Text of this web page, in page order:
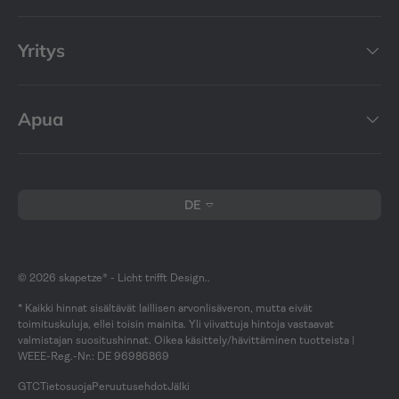
Yritys
Apua
DE
© 2026 skapetze® - Licht trifft Design..
* Kaikki hinnat sisältävät laillisen arvonlisäveron, mutta eivät
toimituskuluja, ellei toisin mainita. Yli viivattuja hintoja vastaavat
valmistajan suositushinnat. Oikea käsittely/hävittäminen tuotteista |
WEEE-Reg.-Nr.: DE 96986869
GTCTietosuojaPeruutusehdotJälki